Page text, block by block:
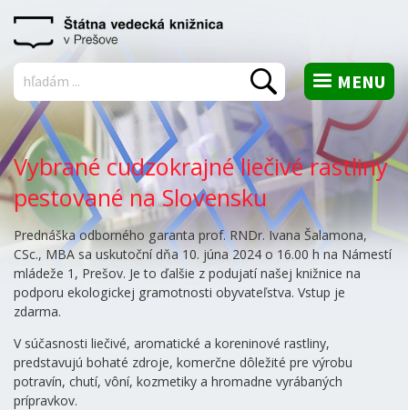
MENU
Vyhľadať
Vybrané cudzokrajné liečivé rastliny
pestované na Slovensku
Prednáška odborného garanta prof. RNDr. Ivana Šalamona,
CSc., MBA sa uskutoční dňa 10. júna 2024 o 16.00 h na Námestí
mládeže 1, Prešov. Je to ďalšie z podujatí našej knižnice na
podporu ekologickej gramotnosti obyvateľstva. Vstup je
zdarma.
V súčasnosti liečivé, aromatické a koreninové rastliny,
predstavujú bohaté zdroje, komerčne dôležité pre výrobu
potravín, chutí, vôní, kozmetiky a hromadne vyrábaných
prípravkov.